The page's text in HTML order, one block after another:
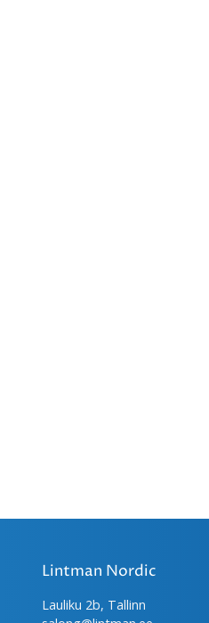
Lintman Nordic
Lauliku 2b, Tallinn